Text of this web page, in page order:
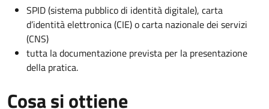
SPID (sistema pubblico di identità digitale), carta
d’identità elettronica (CIE) o carta nazionale dei servizi
(CNS)
tutta la documentazione prevista per la presentazione
della pratica.
Cosa si ottiene